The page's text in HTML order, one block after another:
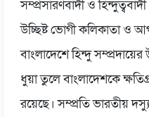
সম্প্রসারণবাদী ও
উচ্ছিষ্ট ভোগী কলিকাতা ও
বাংলাদেশে হিন্দু
ধুয়া তুলে বাংলাদেশকে
রয়েছে। সম্প্রতি ভারতীয়